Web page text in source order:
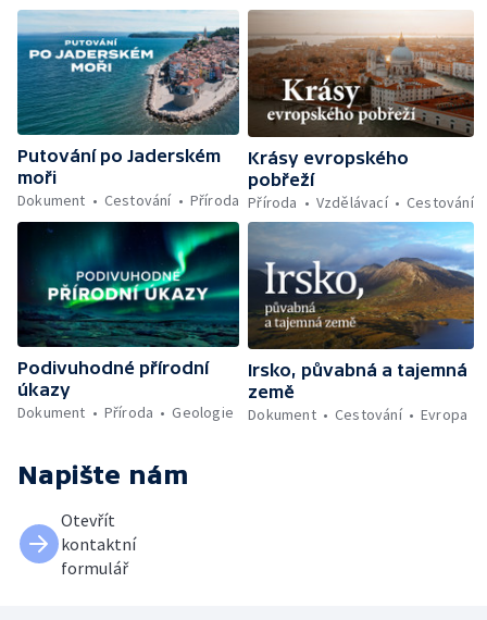
Putování po Jaderském
moři
Dokument
Cestování Příroda
Krásy evropského
pobřeží
Příroda
Vzdělávací Cestování
Podivuhodné přírodní
úkazy
Dokument
Příroda Geologie
Irsko, půvabná a tajemná
země
Dokument
Cestování Evropa
Napište nám
Otevřít
kontaktní
formulář